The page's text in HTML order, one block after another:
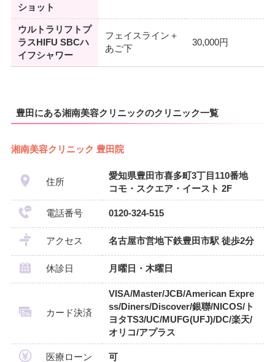
ショット
ウルトラリフトプ
ラスHIFU SBCハ
イフシャワー
フェイスライン＋
あご下
30,000円
豊田にある湘南美容クリニックのクリニック一覧
湘南美容クリニック 豊田院
住所
愛知県豊田市喜多町3丁目110番地
コモ・スクエア・イースト 2F
電話番号 0120-324-515
アクセス 名古屋市営地下鉄豊田市駅 徒歩2分
休診日 月曜日・木曜日
カード決済
VISA/Master/JCB/American Expre
ss/Diners/Discover/銀聯/NICOS/ト
ヨタTS3/UC/MUFG(UFJ)/DC/楽天/
オリコ/アプラス
医療ローン 可